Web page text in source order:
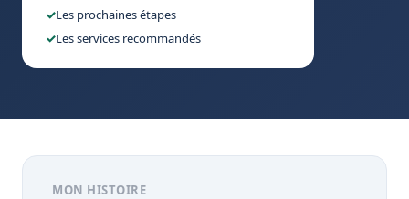
✓Les prochaines étapes
✓Les services recommandés
MON HISTOIRE